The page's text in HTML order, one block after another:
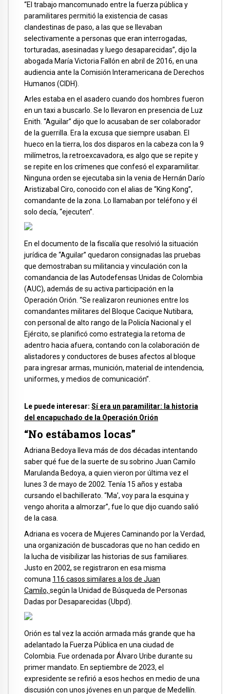
“El trabajo mancomunado entre la fuerza pública y
paramilitares permitió la existencia de casas
clandestinas de paso, a las que se llevaban
selectivamente a personas que eran interrogadas,
torturadas, asesinadas y luego desaparecidas”, dijo la
abogada María Victoria Fallón en abril de 2016, en una
audiencia ante la Comisión Interamericana de Derechos
Humanos (CIDH).
Arles estaba en el asadero cuando dos hombres fueron
en un taxi a buscarlo. Se lo llevaron en presencia de Luz
Enith. “Aguilar” dijo que lo acusaban de ser colaborador
de la guerrilla. Era la excusa que siempre usaban. El
hueco en la tierra, los dos disparos en la cabeza con la 9
milímetros, la retroexcavadora, es algo que se repite y
se repite en los crímenes que confesó el exparamilitar.
Ninguna orden se ejecutaba sin la venia de Hernán Darío
Aristizabal Ciro, conocido con el alias de “King Kong”,
comandante de la zona. Lo llamaban por teléfono y él
solo decía, “ejecuten”.
En el documento de la fiscalía que resolvió la situación
jurídica de “Aguilar” quedaron consignadas las pruebas
que demostraban su militancia y vinculación con la
comandancia de las Autodefensas Unidas de Colombia
(AUC), además de su activa participación en la
Operación Orión. “Se realizaron reuniones entre los
comandantes militares del Bloque Cacique Nutibara,
con personal de alto rango de la Policía Nacional y el
Ejército, se planificó como estrategia la retoma de
adentro hacia afuera, contando con la colaboración de
alistadores y conductores de buses afectos al bloque
para ingresar armas, munición, material de intendencia,
uniformes, y medios de comunicación”.
Le puede interesar: Sí era un paramilitar: la historia
del encapuchado de la Operación Orión
“No estábamos locas”
Adriana Bedoya lleva más de dos décadas intentando
saber qué fue de la suerte de su sobrino Juan Camilo
Marulanda Bedoya, a quien vieron por última vez el
lunes 3 de mayo de 2002. Tenía 15 años y estaba
cursando el bachillerato. “Ma’, voy para la esquina y
vengo ahorita a almorzar”, fue lo que dijo cuando salió
de la casa.
Adriana es vocera de Mujeres Caminando por la Verdad,
una organización de buscadoras que no han cedido en
la lucha de visibilizar las historias de sus familiares.
Justo en 2002, se registraron en esa misma
comuna 116 casos similares a los de Juan
Camilo, según la Unidad de Búsqueda de Personas
Dadas por Desaparecidas (Ubpd).
Orión es tal vez la acción armada más grande que ha
adelantado la Fuerza Pública en una ciudad de
Colombia. Fue ordenada por Álvaro Uribe durante su
primer mandato. En septiembre de 2023, el
expresidente se refirió a esos hechos en medio de una
discusión con unos jóvenes en un parque de Medellín.